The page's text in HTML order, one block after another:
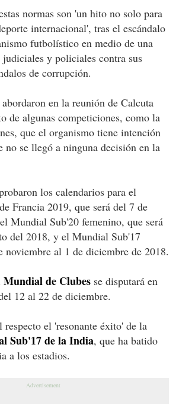
normas son 'un hito no solo para
internacional', tras el escándalo
futbolístico en medio de una
judiciales y policiales contra sus
de corrupción.
en la reunión de Calcuta
de algunas competiciones, como la
que el organismo tiene intención
no se llegó a ninguna decisión en la
los calendarios para el
Francia 2019, que será del 7 de
Mundial Sub'20 femenino, que será
del 2018, y el Mundial Sub'17
noviembre al 1 de diciembre de 2018.
Mundial de Clubes se disputará en
12 al 22 de diciembre.
el 'resonante éxito' de la
Sub'17 de la India, que ha batido
a los estadios.